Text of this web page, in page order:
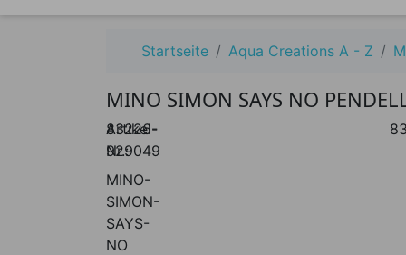
Startseite Aqua Creations A - Z
MINO SIMON SAYS NO
Artikel-
Nr.:
MINO-
SIMON-
SAYS-
NO
83226-
929049